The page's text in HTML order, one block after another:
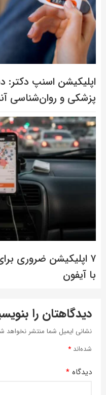
اپلیکیشن اسنپ
پزشکی و روان‌شناسی
۷ اپلیکیشن ضروری
با آیفون
دیدگاهتان را
نشانی ایمیل شما منتشر نخواهد
شده‌اند *
دیدگاه *